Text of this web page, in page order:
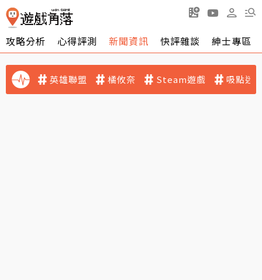
攻略分析 心得評測 新聞資訊 快評雜談 紳士專區
英雄聯盟 橘攸奈 Steam遊戲 吸點迷